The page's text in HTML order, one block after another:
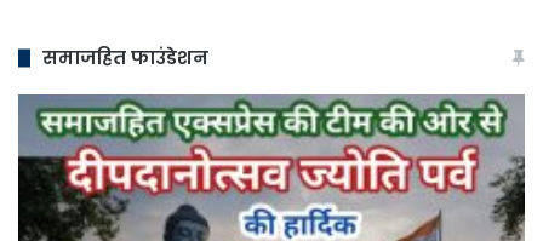
समाजहित फाउंडेशन